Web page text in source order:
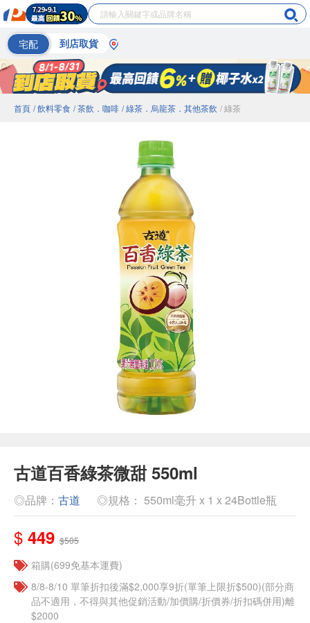
宅配 到店取貨
首頁 / 飲料零食 / 茶飲．咖啡 / 綠茶．烏龍茶．其他茶飲 / 綠茶
古道百香綠茶微甜 550ml
◎品牌： 古道 ◎規格： 550ml毫升 x 1 x 24Bottle瓶
$ 449 $505
箱購(699免基本運費)
8/8-8/10 單筆折扣後滿$2,000享9折(單筆上限折$500)(部分商
品不適用，不得與其他促銷活動/加價購/折價券/折扣碼併用)離
$2000